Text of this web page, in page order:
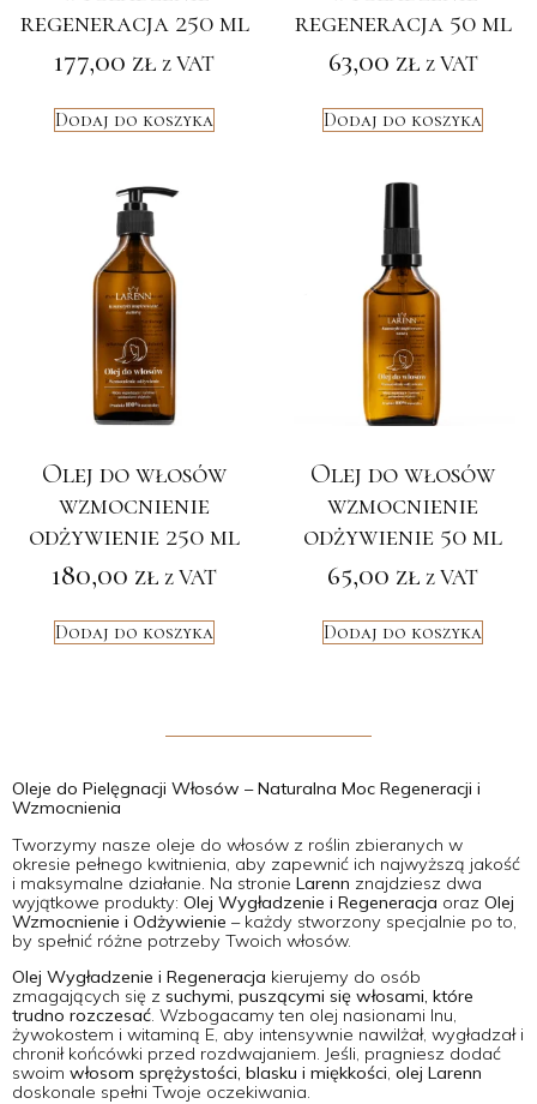
regeneracja 250 ml
177,00 zł z VAT
Dodaj do koszyka
regeneracja 50 ml
63,00 zł z VAT
Dodaj do koszyka
Olej do włosów
wzmocnienie
odżywienie 250 ml
180,00 zł z VAT
Dodaj do koszyka
Olej do włosów
wzmocnienie
odżywienie 50 ml
65,00 zł z VAT
Dodaj do koszyka
Oleje do Pielęgnacji Włosów – Naturalna Moc Regeneracji i
Wzmocnienia
Tworzymy nasze oleje do włosów z roślin zbieranych w
okresie pełnego kwitnienia, aby zapewnić ich najwyższą jakość
i maksymalne działanie. Na stronie Larenn znajdziesz dwa
wyjątkowe produkty: Olej Wygładzenie i Regeneracja oraz Olej
Wzmocnienie i Odżywienie – każdy stworzony specjalnie po to,
by spełnić różne potrzeby Twoich włosów.
Olej Wygładzenie i Regeneracja kierujemy do osób
zmagających się z suchymi, puszącymi się włosami, które
trudno rozczesać. Wzbogacamy ten olej nasionami lnu,
żywokostem i witaminą E, aby intensywnie nawilżał, wygładzał i
chronił końcówki przed rozdwajaniem. Jeśli, pragniesz dodać
swoim włosom sprężystości, blasku i miękkości, olej Larenn
doskonale spełni Twoje oczekiwania.